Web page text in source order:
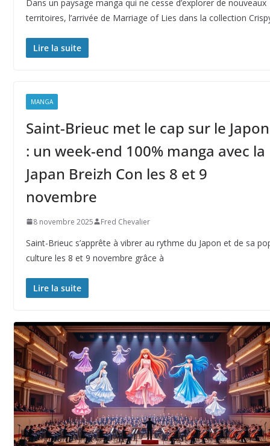
Dans un paysage manga qui ne cesse d’explorer de nouveaux
territoires, l’arrivée de Marriage of Lies dans la collection
Lire la suite
MANGA
Saint-Brieuc met le cap sur le Japon
: un week-end 100% manga avec la
Japan Breizh Con les 8 et 9
novembre
8 novembre 2025 Fred Chevalier
Saint-Brieuc s’apprête à vibrer au rythme du Japon et de sa
culture les 8 et 9 novembre grâce à
Lire la suite